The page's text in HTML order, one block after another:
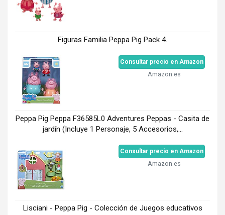
Figuras Familia Peppa Pig Pack 4.
Consultar precio en Amazon
Amazon.es
Peppa Pig Peppa F36585L0 Adventures Peppas - Casita de
jardín (Incluye 1 Personaje, 5 Accesorios,...
Consultar precio en Amazon
Amazon.es
Lisciani - Peppa Pig - Colección de Juegos educativos